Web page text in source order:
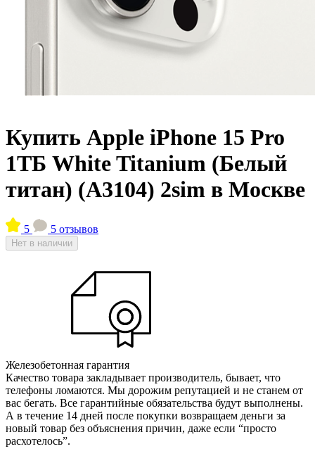
Купить Apple iPhone 15 Pro
1ТБ White Titanium (Белый
титан) (A3104) 2sim в Москве
5 5 отзывов
Нет в наличии
Железобетонная гарантия
Качество товара закладывает производитель, бывает, что
телефоны ломаются. Мы дорожим репутацией и не станем от
вас бегать. Все гарантийные обязательства будут выполнены.
А в течение 14 дней после покупки возвращаем деньги за
новый товар без объяснения причин, даже если “просто
расхотелось”.